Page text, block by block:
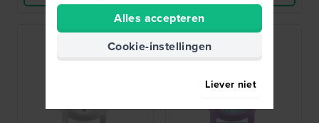
Alles accepteren
Cookie-instellingen
Liever niet